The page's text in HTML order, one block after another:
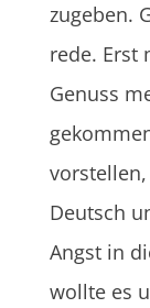
zugeben.
rede. Erst
Genuss
Deutsch
Angst in
wollte es